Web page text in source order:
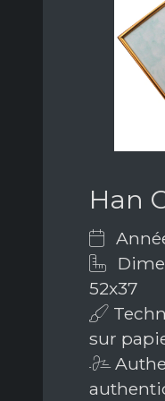
Han
52x37
sur